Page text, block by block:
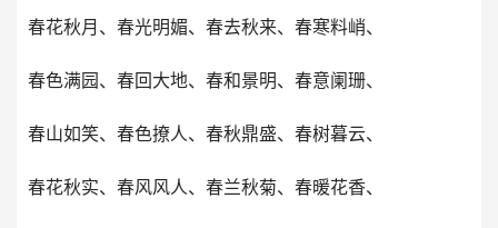
春花秋月、春光明媚、春去秋来、春寒料峭、
春色满园、春回大地、春和景明、春意阑珊、
春山如笑、春色撩人、春秋鼎盛、春树暮云、
春花秋实、春风风人、春兰秋菊、春暖花香、